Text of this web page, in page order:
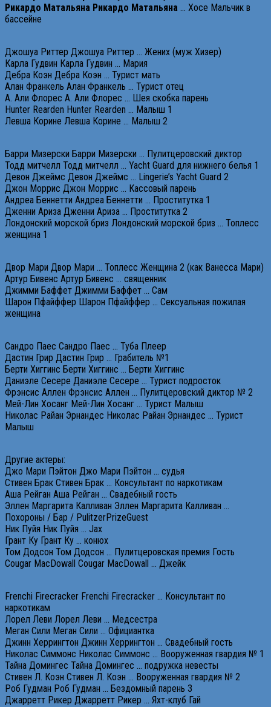
Рикардо Матальяна Рикардо Матальяна … Хосе Мальчик в
бассейне
Джошуа Риттер Джошуа Риттер … Жених (муж Хизер)
Карла Гудвин Карла Гудвин … Мария
Дебра Коэн Дебра Коэн … Турист мать
Алан Франкель Алан Франкель … Турист отец
А. Али Флорес А. Али Флорес … Шея скобка парень
Hunter Rearden Hunter Rearden … Малыш 1
Левша Корине Левша Корине … Малыш 2
Барри Мизерски Барри Мизерски … Пулитцеровский диктор
Тодд митчелл Тодд митчелл … Yacht Guard для нижнего белья 1
Девон Джеймс Девон Джеймс … Lingerie’s Yacht Guard 2
Джон Моррис Джон Моррис … Кассовый парень
Андреа Беннетти Андреа Беннетти … Проститутка 1
Дженни Ариза Дженни Ариза … Проститутка 2
Лондонский морской бриз Лондонский морской бриз … Топлесс
женщина 1
Двор Мари Двор Мари … Топлесс Женщина 2 (как Ванесса Мари)
Артур Бивенс Артур Бивенс … священник
Джимми Баффет Джимми Баффет … Сам
Шарон Пфайффер Шарон Пфайффер … Сексуальная пожилая
женщина
Сандро Паес Сандро Паес … Туба Плеер
Дастин Грир Дастин Грир … Грабитель №1
Берти Хиггинс Берти Хиггинс … Берти Хиггинс
Даниэле Сесере Даниэле Сесере … Турист подросток
Фрэнсис Аллен Фрэнсис Аллен … Пулитцеровский диктор № 2
Мей-Лин Хосанг Мей-Лин Хосанг … Турист Малыш
Николас Райан Эрнандес Николас Райан Эрнандес … Турист
Малыш
Другие актеры:
Джо Мари Пэйтон Джо Мари Пэйтон … судья
Стивен Брак Стивен Брак … Консультант по наркотикам
Аша Рейган Аша Рейган … Свадебный гость
Эллен Маргарита Калливан Эллен Маргарита Калливан …
Похороны / Бар / PulitzerPrizeGuest
Ник Пуйя Ник Пуйя … Jax
Грант Ку Грант Ку … конюх
Том Додсон Том Додсон … Пулитцеровская премия Гость
Cougar MacDowall Cougar MacDowall … Джейк
Frenchi Firecracker Frenchi Firecracker … Консультант по
наркотикам
Лорел Леви Лорел Леви … Медсестра
Меган Сили Меган Сили … Официантка
Джинн Херрингтон Джинн Херрингтон … Свадебный гость
Николас Симмонс Николас Симмонс … Вооруженная гвардия № 1
Тайна Домингес Тайна Домингес … подружка невесты
Стивен Л. Коэн Стивен Л. Коэн … Вооруженная гвардия № 2
Роб Гудман Роб Гудман … Бездомный парень 3
Джарретт Рикер Джарретт Рикер … Яхт-клуб Гай